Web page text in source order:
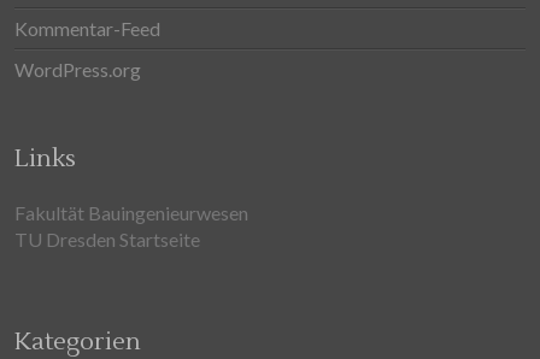
Kommentar-Feed
WordPress.org
Links
Fakultät Bauingenieurwesen
TU Dresden Startseite
Kategorien